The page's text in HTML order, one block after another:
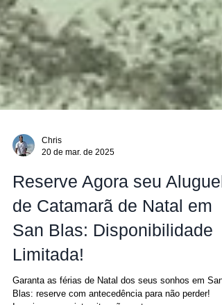
20 de mar. de 2025
Reserve Agora seu Aluguel
de Catamarã de Natal em
San Blas: Disponibilidade
Limitada!